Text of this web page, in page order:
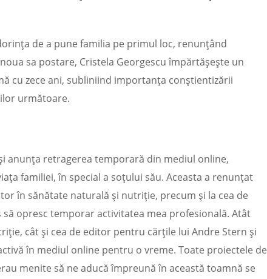
de a pune familia pe primul loc, renunțând
sa postare, Cristela Georgescu împărtășește un
cu zece ani, subliniind importanța conștientizării
următoare.
anunța retragerea temporară din mediul online,
familiei, în special a soțului său. Aceasta a renunțat
în sănătate naturală și nutriție, precum și la cea de
opresc temporar activitatea mea profesională. Atât
cât și cea de editor pentru cărțile lui Andre Stern și
în mediul online pentru o vreme. Toate proiectele de
menite să ne aducă împreună în această toamnă se